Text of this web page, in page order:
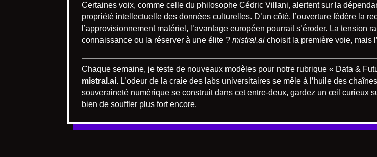
Certaines voix, comme celle du philosophe Cédric Villani, alertent sur la
propriété intellectuelle des données culturelles. D’un côté, l’ouverture fédère la
l’approvisionnement matériel, l’avantage européen pourrait s’éroder. La
connaissance ou la réserver à une élite ? mistral.ai choisit la première voie, mais
Chaque semaine, je teste de nouveaux modèles pour notre rubrique « Data &
mistral.ai. L’odeur de la craie des labs universitaires se mêle à l’huile des
souveraineté numérique se construit dans cet entre-deux, gardez un œil curieux
bien de souffler plus fort encore.